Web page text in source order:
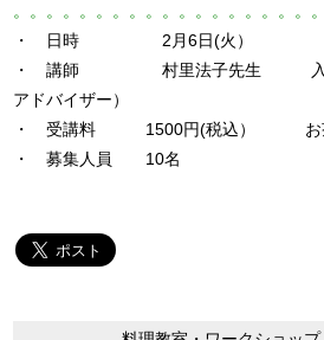
。。。。。。。。。。。。。。。。。。
・ 日時 2月6日(火） 13
・ 講師 村里法子先生 入口季
アドバイザー）
・ 受講料 1500円(税込） お茶
・ 募集人員 10名